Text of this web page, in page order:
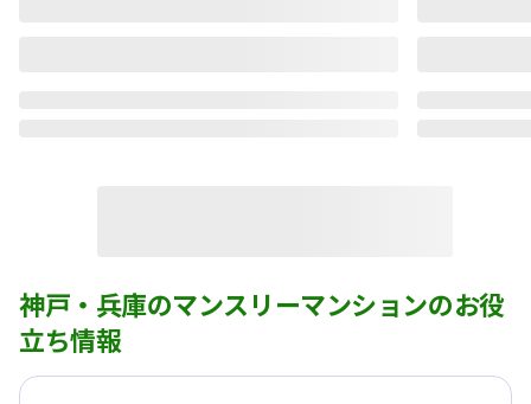
神戸・兵庫のマンスリーマンションのお役
立ち情報